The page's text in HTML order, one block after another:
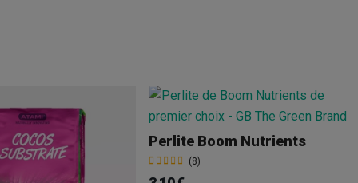
Perlite Boom Nutrients
(8)